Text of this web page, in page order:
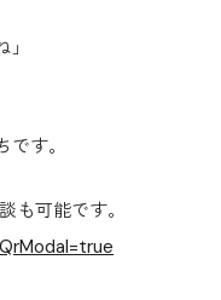
す。
も可能です。